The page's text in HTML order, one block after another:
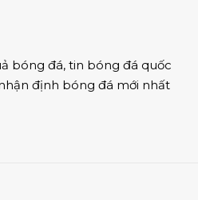
bóng đá, tin bóng đá quốc
định bóng đá mới nhất